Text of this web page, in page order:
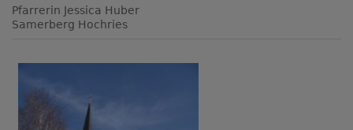
Pfarrerin Jessica Huber
Samerberg Hochries